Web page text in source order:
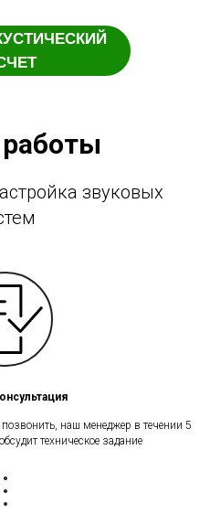
звуковых
наш менеджер в течении 5
техническое задание